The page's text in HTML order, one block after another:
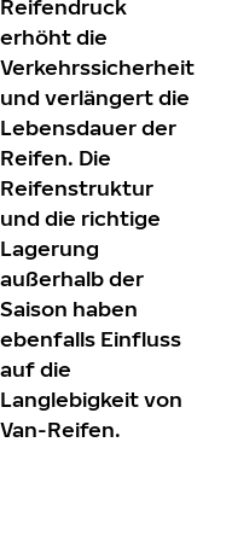
Reifendruck
erhöht die
Verkehrssicherheit
und verlängert die
Lebensdauer der
Reifen. Die
Reifenstruktur
und die richtige
Lagerung
außerhalb der
Saison haben
ebenfalls Einfluss
auf die
Langlebigkeit von
Van-Reifen.